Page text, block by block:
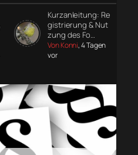
Kurzanleitung: Re
gistrierung & Nut
zung des Fo…
Von Konni, 4 Tagen
vor